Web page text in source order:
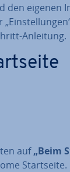
den eigenen
Anleitung.
auf„Beim
Start­sei­te.